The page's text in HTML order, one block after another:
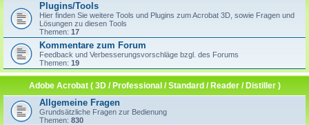
Plugins/Tools
Hier finden Sie weitere Tools und Plugins zum Acrobat 3D, sowie Fragen und
Lösungen zu diesen Tools
Themen: 17
Kommentare zum Forum
Feedback und Verbesserungsvorschläge bzgl. des Forums
Themen: 19
Adobe Acrobat ( 3D / Professional / Standard / Reader / Distiller )
Allgemeine Fragen
Grundsätzliche Fragen zur Bedienung
Themen: 830